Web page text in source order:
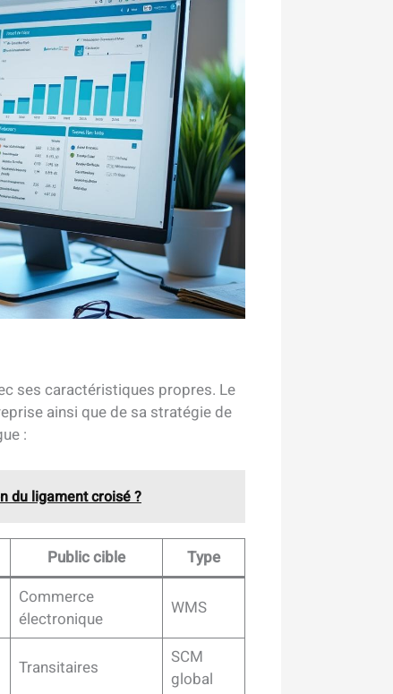
ses caractéristiques propres. Le
ainsi que de sa stratégie de
:
du ligament croisé ?
Public cible Type
Commerce
électronique
WMS
Transitaires
SCM
global